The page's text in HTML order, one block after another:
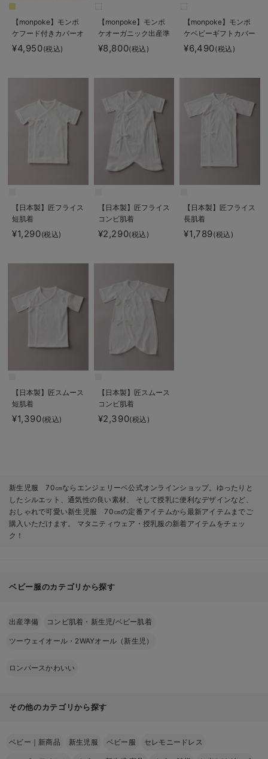
【monpoke】モンポ
ケフード付きカバーオ
ール
¥4,950(税込)
【monpoke】モンポ
ケオーガニック出産準
備セット
¥8,800(税込)
【monpoke】モンポ
ケベビーギフトカバー
オール3点セット
¥6,490(税込)
【日本製】匠フライス
短肌着
¥1,290(税込)
【日本製】匠フライス
コンビ肌着
¥2,290(税込)
【日本製】匠フライス
長肌着
¥1,789(税込)
【日本製】匠スムース
短肌着
¥1,390(税込)
【日本製】匠スムース
コンビ肌着
¥2,390(税込)
新生児服 70㎝ならエンジェリーベ公式オンラインショップ。ゆったりと
したシルエット、通気性の良い素材、 そして授乳に便利なデザインなど、
おしゃれで可愛い新生児服 70㎝の定番アイテムから最新アイテムまでご
購入いただけます。 マタニティウェア・授乳服の新着アイテムをチェッ
ク！
ベビー服のカテゴリから探す
出産準備 コンビ肌着・新生児/ベビー肌着
ツーウェイオール・2WAYオール（新生児）
ロンパースかわいい
その他のカテゴリから探す
ベビー｜新商品 新生児服 ベビー服 セレモニードレス